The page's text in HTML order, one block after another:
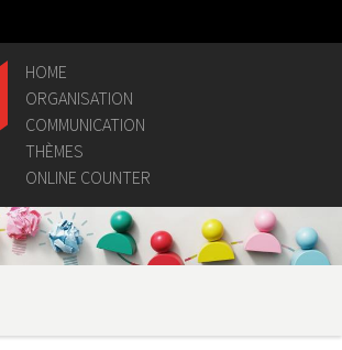
HOME
ORGANISATION
COMMUNICATION
THÈMES
ONLINE COUNTER